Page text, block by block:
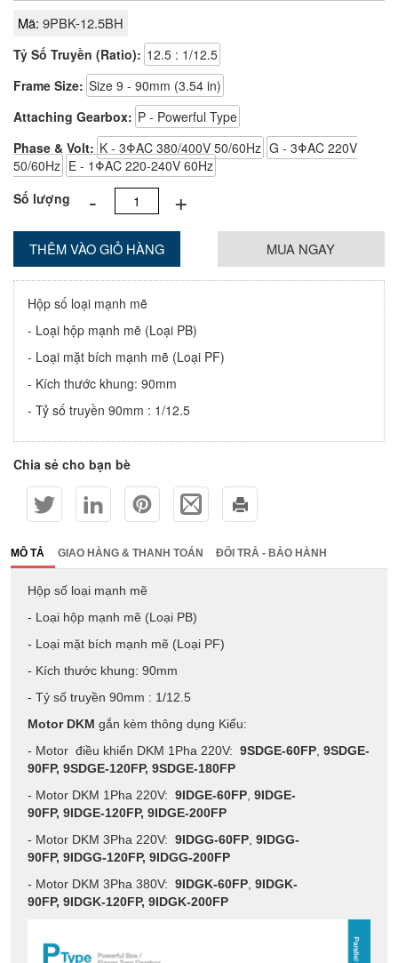
Mã: 9PBK-12.5BH
Tỷ Số Truyền (Ratio): 12.5 : 1/12.5
Frame Size: Size 9 - 90mm (3.54 in)
Attaching Gearbox: P - Powerful Type
Phase & Volt: K - 3ΦAC 380/400V 50/60Hz G - 3ΦAC 220V
50/60Hz E - 1ΦAC 220-240V 60Hz
Số lượng
- +
THÊM VÀO GIỎ HÀNG MUA NGAY
Hộp số loại mạnh mẽ
- Loại hộp mạnh mẽ (Loại PB)
- Loại mặt bích mạnh mẽ (Loại PF)
- Kích thước khung: 90mm
- Tỷ số truyền 90mm : 1/12.5
Chia sẻ cho bạn bè
MÔ TẢ GIAO HÀNG & THANH TOÁN ĐỔI TRẢ - BẢO HÀNH
Hộp số loại mạnh mẽ
- Loại hộp mạnh mẽ (Loại PB)
- Loại mặt bích mạnh mẽ (Loại PF)
- Kích thước khung: 90mm
- Tỷ số truyền 90mm : 1/12.5
Motor DKMgắn kèm thông dụng Kiểu:
- Motor điều khiển DKM 1Pha 220V:9SDGE-60FP ,9SDGE-
90FP,9SDGE-120FP,9SDGE-180FP
- Motor DKM 1Pha 220V:9IDGE-60FP ,9IDGE-
90FP,9IDGE-120FP,9IDGE-200FP
- Motor DKM 3Pha 220V:9IDGG-60FP ,9IDGG-
90FP,9IDGG-120FP,9IDGG-200FP
- Motor DKM 3Pha 380V:9IDGK-60FP ,9IDGK-
90FP,9IDGK-120FP,9IDGK-200FP